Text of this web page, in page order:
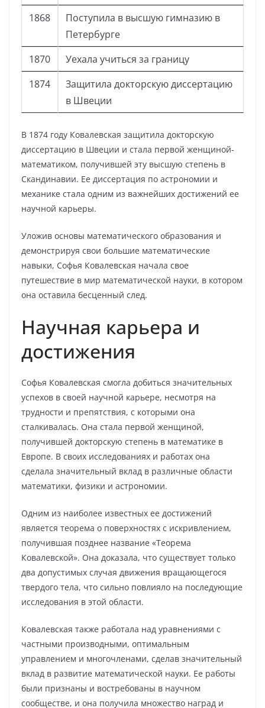
1868
Поступила в высшую гимназию в
Петербурге
1870
Уехала учиться за границу
1874
Защитила докторскую диссертацию
в Швеции
В 1874 году Ковалевская защитила докторскую
диссертацию в Швеции и стала первой женщиной-
математиком, получившей эту высшую степень в
Скандинавии. Ее диссертация по астрономии и
механике стала одним из важнейших достижений ее
научной карьеры.
Уложив основы математического образования и
демонстрируя свои большие математические
навыки, Софья Ковалевская начала свое
путешествие в мир математической науки, в котором
она оставила бесценный след.
Научная карьера и
достижения
Софья Ковалевская смогла добиться значительных
успехов в своей научной карьере, несмотря на
трудности и препятствия, с которыми она
сталкивалась. Она стала первой женщиной,
получившей докторскую степень в математике в
Европе. В своих исследованиях и работах она
сделала значительный вклад в различные области
математики, физики и астрономии.
Одним из наиболее известных ее достижений
является теорема о поверхностях с искривлением,
получившая позднее название «Теорема
Ковалевской». Она доказала, что существует только
два допустимых случая движения вращающегося
твердого тела, что сильно повлияло на последующие
исследования в этой области.
Ковалевская также работала над уравнениями с
частными производными, оптимальным
управлением и многочленами, сделав значительный
вклад в развитие математической науки. Ее работы
были признаны и востребованы в научном
сообществе, и она получила множество наград и